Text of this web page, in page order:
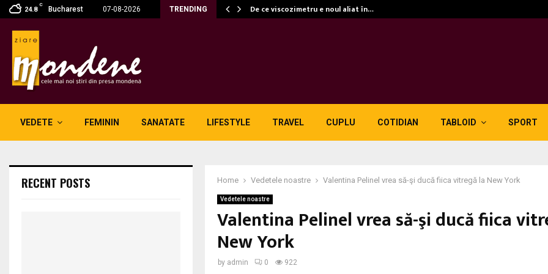
24.8
C
Bucharest 07-08-2026 TRENDING
fum: unde se potrivesc… De ce viscozimetru e noul aliat în…
VEDETE FEMININ SANATATE LIFESTYLE TRAVEL CUPLU COTIDIAN TABLOID SPORT
Home Vedetele noastre Valentina Pelinel vrea să-şi ducă fiica vitregă la New York
Vedetele noastre
Valentina Pelinel vrea să-şi ducă fiica
New York
by admin 0 922
RECENT POSTS